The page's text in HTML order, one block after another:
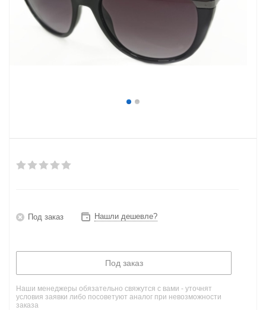
Под заказ Нашли дешевле?
Под заказ
Наши менеджеры обязательно свяжутся с вами - уточнят
условия заявки либо посоветуют аналог при невозможности
заказа